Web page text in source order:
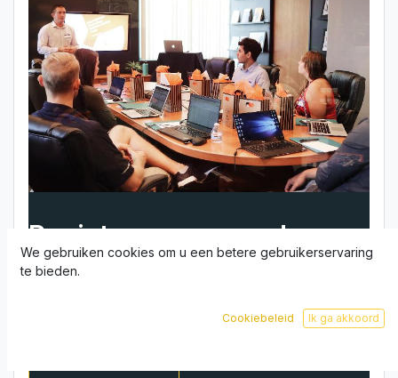
Registreer nu voor deze
lezing
We gebruiken cookies om u een betere gebruikerservaring
te bieden.
Cookiebeleid Ik ga akkoord